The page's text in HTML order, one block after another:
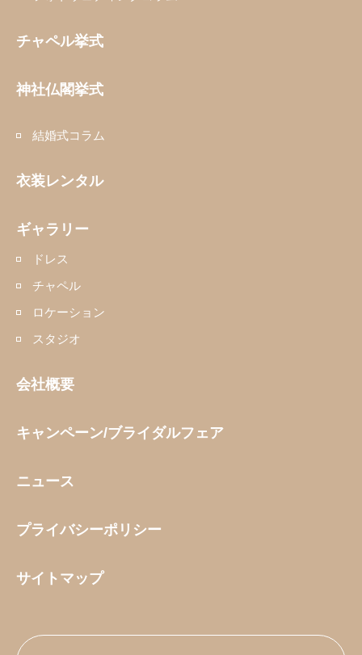
チャペル挙式
神社仏閣挙式
結婚式コラム
衣装レンタル
ギャラリー
ドレス
チャペル
ロケーション
スタジオ
会社概要
キャンペーン/ブライダルフェア
ニュース
プライバシーポリシー
サイトマップ